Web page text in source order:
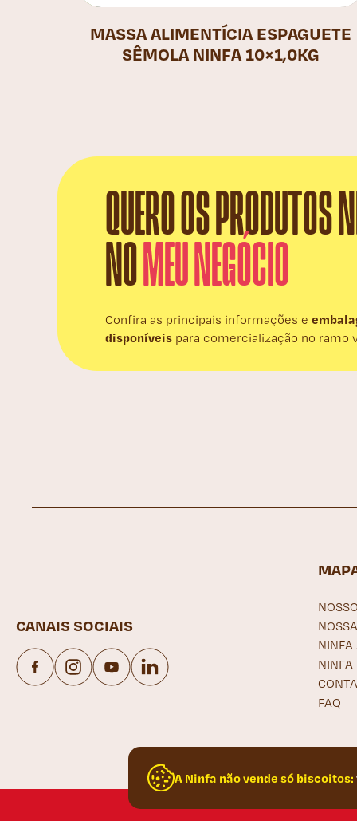
MASSA ALIMENTÍCIA ESPAGUETE
SÊMOLA NINFA 10×1,0KG
QUERO OS PRODUTOS
NOMEU NEGÓCIO
Confira as principais informações e
disponíveis para comercialização no ramo
CANAIS SOCIAIS
NINFA
NINFA
FAQ
A Ninfa não vende só biscoitos: